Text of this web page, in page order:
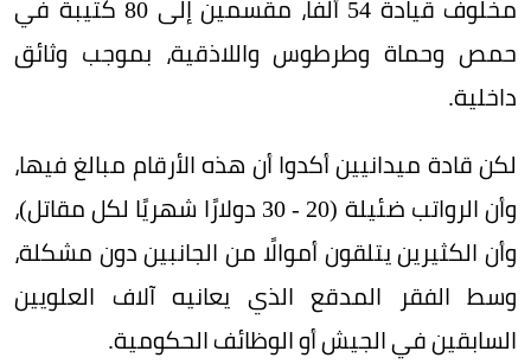
مخلوف قيادة 54 ألفًا، مقسمين إلى 80 كتيبة في
حمص وحماة وطرطوس واللاذقية، بموجب وثائق
داخلية.
لكن قادة ميدانيين أكدوا أن هذه الأرقام مبالغ فيها،
وأن الرواتب ضئيلة (20 - 30 دولارًا شهريًا لكل مقاتل)،
وأن الكثيرين يتلقون أموالًا من الجانبين دون مشكلة،
وسط الفقر المدقع الذي يعانيه آلاف العلويين
السابقين في الجيش أو الوظائف الحكومية.